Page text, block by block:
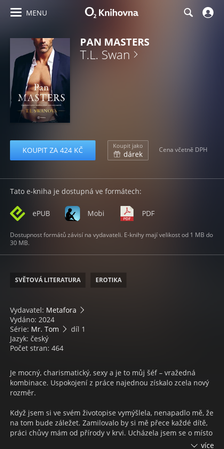
MENU
PAN MASTERS
T.L. Swan
KOUPIT ZA 424 KČ Koupit jako
dárek Cena včetně DPH
Tato e-kniha je dostupná ve formátech:
ePUB Mobi PDF
Dostupnost formátů závisí na vydavateli. E-knihy mají velikost od 1 MB do
30 MB.
SVĚTOVÁ LITERATURA EROTIKA
Vydavatel: Metafora
Vydáno: 2024
Série: Mr. Tom
díl 1
Jazyk: český
Počet stran: 464
Je mocný, charismatický, sexy a je to můj šéf – vražedná
kombinace. Uspokojení z práce najednou získalo zcela nový
rozměr.
Když jsem si ve svém životopise vymýšlela, nenapadlo mě, že
na tom bude záležet. Zamilovalo by si mě přece každé dítě,
práci chůvy mám od přírody v krvi. Ucházela jsem se o místo
více